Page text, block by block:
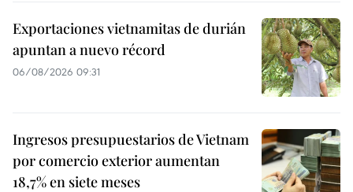
Exportaciones vietnamitas de durián
apuntan a nuevo récord
06/08/2026 09:31
Ingresos presupuestarios de Vietnam
por comercio exterior aumentan
18,7% en siete meses